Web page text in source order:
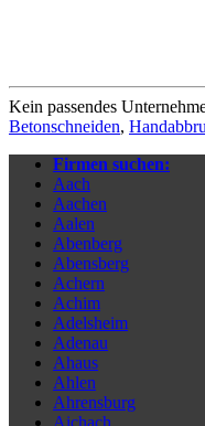
Kein passendes
Betonschneiden,
Firmen suchen:
Aach
Aachen
Aalen
Abenberg
Abensberg
Achern
Achim
Adelsheim
Adenau
Ahaus
Ahlen
Ahrensburg